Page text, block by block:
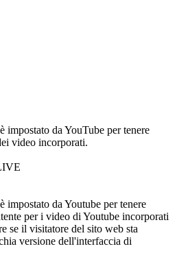
impostato da YouTube per tenere
video incorporati.
impostato da Youtube per tenere
per i video di Youtube incorporati
se il visitatore del sito web sta
versione dell'interfaccia di